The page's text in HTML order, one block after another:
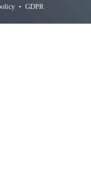
• GDPR